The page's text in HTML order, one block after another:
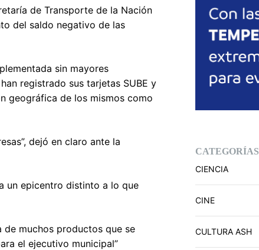
de Transporte de la Nación
del saldo negativo de las
sin mayores
registrado sus tarjetas SUBE y
geográfica de los mismos como
dejó en claro ante la
un epicentro distinto a lo que
de muchos productos que se
el ejecutivo municipal”
CATEGORÍAS
CIENCIA
CINE
CULTURA ASH